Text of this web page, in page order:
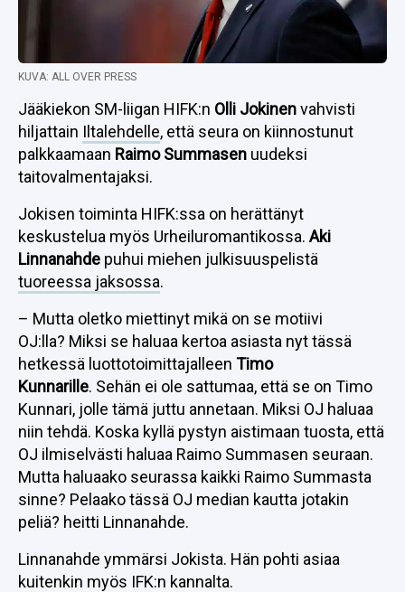
KUVA: ALL OVER PRESS
Jääkiekon SM-liigan HIFK:n Olli Jokinenvahvisti
hiljattain Iltalehdelle, että seura on kiinnostunut
palkkaamaan Raimo Summasen uudeksi
taitovalmentajaksi.
Jokisen toiminta HIFK:ssa on herättänyt
keskustelua myös Urheiluromantikossa. Aki
Linnanahde puhui miehen julkisuuspelistä
tuoreessa jaksossa.
– Mutta oletko miettinyt mikä on se motiivi
OJ:lla? Miksi se haluaa kertoa asiasta nyt tässä
hetkessä luottotoimittajalleen Timo
Kunnarille. Sehän ei ole sattumaa, että se on Timo
Kunnari, jolle tämä juttu annetaan. Miksi OJ haluaa
niin tehdä. Koska kyllä pystyn aistimaan tuosta, että
OJ ilmiselvästi haluaa Raimo Summasen seuraan.
Mutta haluaako seurassa kaikki Raimo Summasta
sinne? Pelaako tässä OJ median kautta jotakin
peliä? heitti Linnanahde.
Linnanahde ymmärsi Jokista. Hän pohti asiaa
kuitenkin myös IFK:n kannalta.